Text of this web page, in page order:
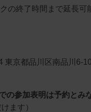
の終了時間まで延長可
東京都品川区南品川6-
の参加表明は予約とみ
ます）